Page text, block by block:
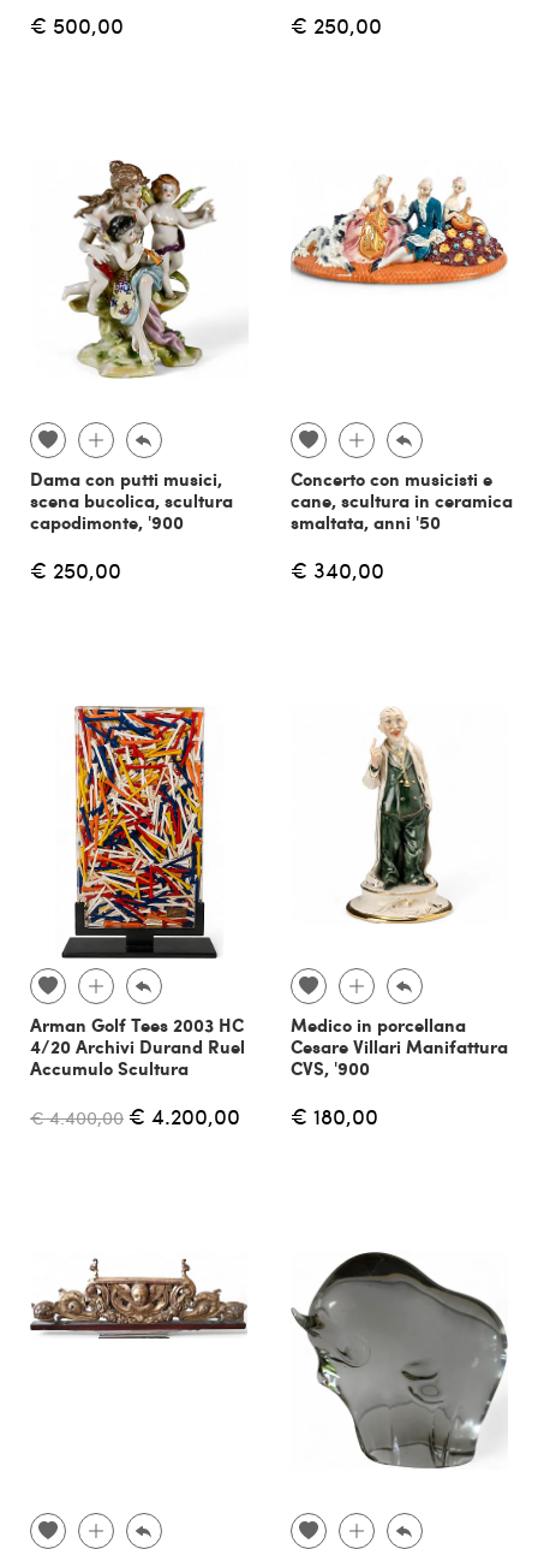
€ 500,00 € 250,00
Dama con putti musici,
scena bucolica, scultura
capodimonte, '900
€ 250,00
Concerto con musicisti e
cane, scultura in ceramica
smaltata, anni '50
€ 340,00
Arman Golf Tees 2003 HC
4/20 Archivi Durand Ruel
Accumulo Scultura
€ 4.400,00 € 4.200,00
Medico in porcellana
Cesare Villari Manifattura
CVS, '900
€ 180,00